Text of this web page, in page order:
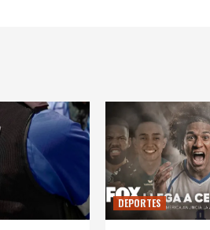
DEPORTES